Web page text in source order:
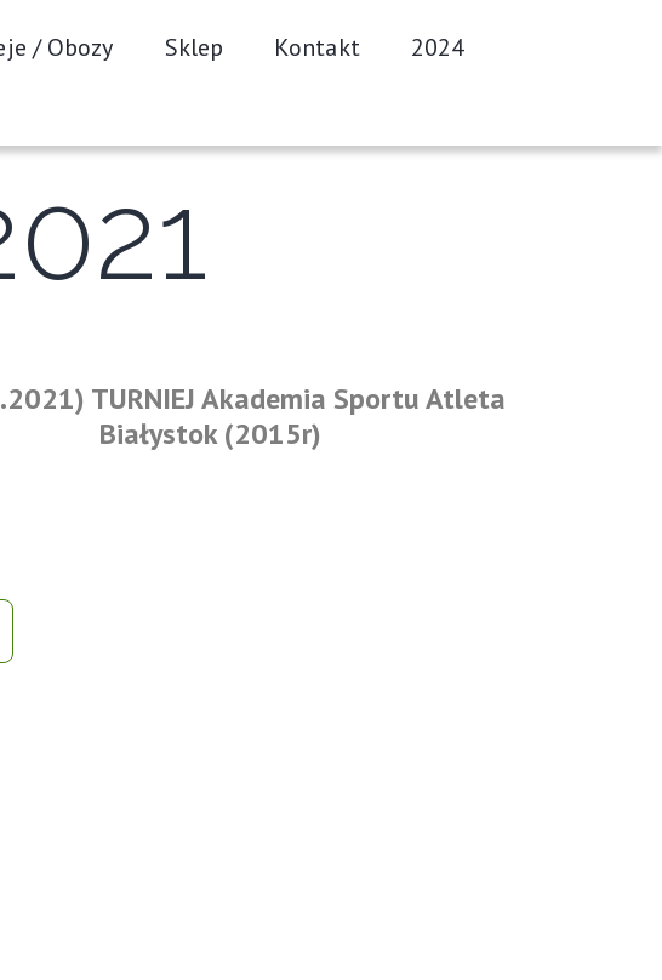
/ Obozy Sklep Kontakt
2024
TURNIEJ Akademia Sportu Atleta
Białystok (2015r)